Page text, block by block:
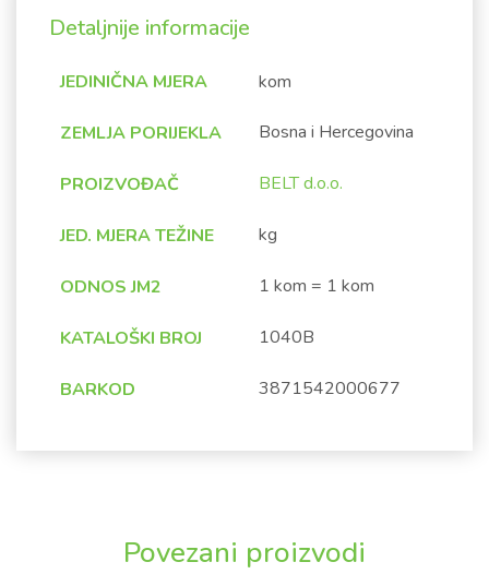
Detaljnije informacije
JEDINIČNA MJERA kom
ZEMLJA PORIJEKLA Bosna i Hercegovina
PROIZVOĐAČ BELT d.o.o.
JED. MJERA TEŽINE kg
ODNOS JM2 1 kom = 1 kom
KATALOŠKI BROJ 1040B
BARKOD 3871542000677
Povezani proizvodi